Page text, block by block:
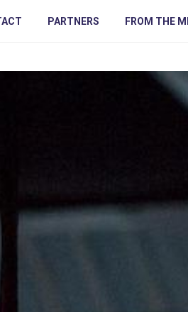
PARTNERS FROM THE